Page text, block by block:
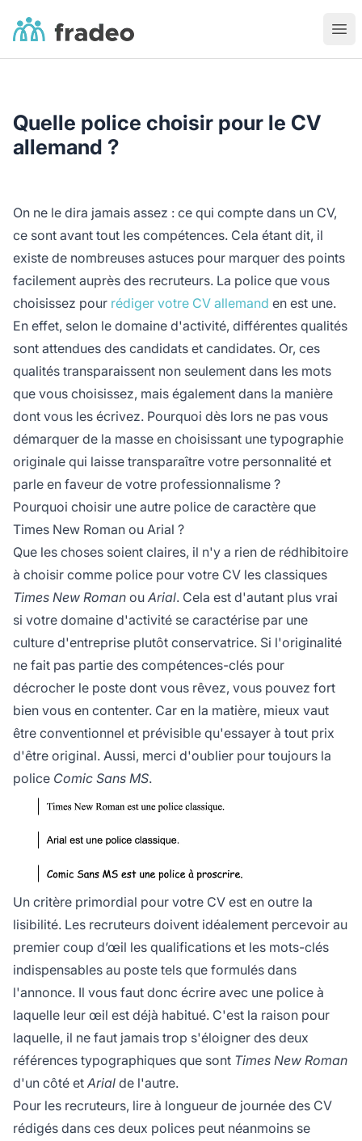
Fradeo
Quelle police choisir pour le CV
allemand ?
On ne le dira jamais assez : ce qui compte dans un CV,
ce sont avant tout les compétences. Cela étant dit, il
existe de nombreuses astuces pour marquer des points
facilement auprès des recruteurs. La police que vous
choisissez pour rédiger votre CV allemand en est une.
En effet, selon le domaine d'activité, différentes qualités
sont attendues des candidats et candidates. Or, ces
qualités transparaissent non seulement dans les mots
que vous choisissez, mais également dans la manière
dont vous les écrivez. Pourquoi dès lors ne pas vous
démarquer de la masse en choisissant une typographie
originale qui laisse transparaître votre personnalité et
parle en faveur de votre professionnalisme ?
Pourquoi choisir une autre police de caractère que
Times New Roman ou Arial ?
Que les choses soient claires, il n'y a rien de rédhibitoire
à choisir comme police pour votre CV les classiques
Times New Roman ou Arial. Cela est d'autant plus vrai
si votre domaine d'activité se caractérise par une
culture d'entreprise plutôt conservatrice. Si l'originalité
ne fait pas partie des compétences-clés pour
décrocher le poste dont vous rêvez, vous pouvez fort
bien vous en contenter. Car en la matière, mieux vaut
être conventionnel et prévisible qu'essayer à tout prix
d'être original. Aussi, merci d'oublier pour toujours la
police Comic Sans MS.
Un critère primordial pour votre CV est en outre la
lisibilité. Les recruteurs doivent idéalement percevoir au
premier coup d’œil les qualifications et les mots-clés
indispensables au poste tels que formulés dans
l'annonce. Il vous faut donc écrire avec une police à
laquelle leur œil est déjà habitué. C'est la raison pour
laquelle, il ne faut jamais trop s'éloigner des deux
références typographiques que sont Times New Roman
d'un côté et Arial de l'autre.
Pour les recruteurs, lire à longueur de journée des CV
rédigés dans ces deux polices peut néanmoins se